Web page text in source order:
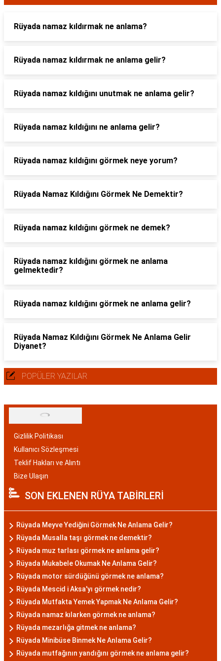
Rüyada namaz kıldırmak ne anlama?
Rüyada namaz kıldırmak ne anlama gelir?
Rüyada namaz kıldığını unutmak ne anlama gelir?
Rüyada namaz kıldığını ne anlama gelir?
Rüyada namaz kıldığını görmek neye yorum?
Rüyada Namaz Kıldığını Görmek Ne Demektir?
Rüyada namaz kıldığını görmek ne demek?
Rüyada namaz kıldığını görmek ne anlama
gelmektedir?
Rüyada namaz kıldığını görmek ne anlama gelir?
Rüyada Namaz Kıldığını Görmek Ne Anlama Gelir
Diyanet?
POPÜLER YAZILAR
Gizlilik Politikası
Kullanıcı Sözleşmesi
Teklif Hakları ve Alıntı
Bize Ulaşın
SON EKLENEN RÜYA TABİRLERİ
Rüyada Meyve Yediğini Görmek Ne Anlama Gelir?
Rüyada Musalla taşı görmek ne demektir?
Rüyada muz tarlası görmek ne anlama gelir?
Rüyada Mukabele Okumak Ne Anlama Gelir?
Rüyada motor sürdüğünü görmek ne anlama?
Rüyada Mescid i Aksa'yı görmek nedir?
Rüyada Mutfakta Yemek Yapmak Ne Anlama Gelir?
Rüyada namaz kılarken görmek ne anlama?
Rüyada mezarlığa gitmek ne anlama?
Rüyada Minibüse Binmek Ne Anlama Gelir?
Rüyada mutfağının yandığını görmek ne anlama gelir?